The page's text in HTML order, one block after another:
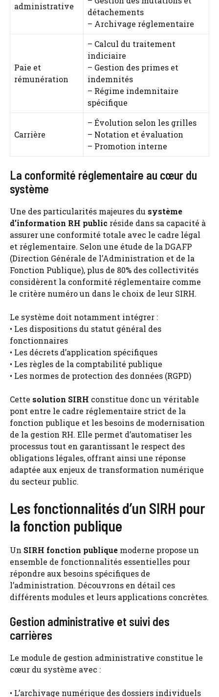
administrative
détachements
– Archivage réglementaire
Paie et
rémunération
– Calcul du traitement
indiciaire
– Gestion des primes et
indemnités
– Régime indemnitaire
spécifique
Carrière
– Évolution selon les grilles
– Notation et évaluation
– Promotion interne
La conformité réglementaire au cœur du
système
Une des particularités majeures du système
d’information RH public réside dans sa capacité à
assurer une conformité totale avec le cadre légal
et réglementaire. Selon une étude de la DGAFP
(Direction Générale de l’Administration et de la
Fonction Publique), plus de 80% des collectivités
considèrent la conformité réglementaire comme
le critère numéro un dans le choix de leur SIRH.
Le système doit notamment intégrer :
• Les dispositions du statut général des
fonctionnaires
• Les décrets d’application spécifiques
• Les règles de la comptabilité publique
• Les normes de protection des données (RGPD)
Cette solution SIRH constitue donc un véritable
pont entre le cadre réglementaire strict de la
fonction publique et les besoins de modernisation
de la gestion RH. Elle permet d’automatiser les
processus tout en garantissant le respect des
obligations légales, offrant ainsi une réponse
adaptée aux enjeux de transformation numérique
du secteur public.
Les fonctionnalités d’un SIRH pour
la fonction publique
Un SIRH fonction publique moderne propose un
ensemble de fonctionnalités essentielles pour
répondre aux besoins spécifiques de
l’administration. Découvrons en détail ces
différents modules et leurs applications concrètes.
Gestion administrative et suivi des
carrières
Le module de gestion administrative constitue le
cœur du système avec :
• L’archivage numérique des dossiers individuels